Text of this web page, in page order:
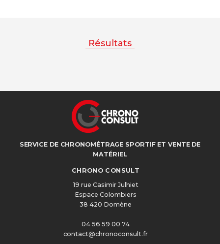
Résultats
SERVICE DE CHRONOMÉTRAGE SPORTIF ET VENTE DE
MATÉRIEL
CHRONO CONSULT
19 rue Casimir Julhiet
Espace Colombiers
38 420 Domène
04 56 59 00 74
contact@chronoconsult.fr